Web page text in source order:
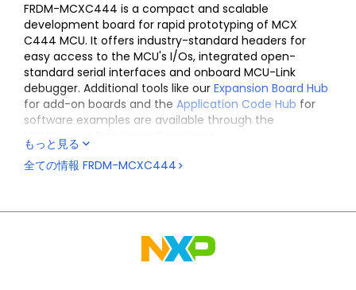
FRDM-MCXC444 is a compact and scalable
development board for rapid prototyping of MCX
C444 MCU. It offers industry-standard headers for
easy access to the MCU's I/Os, integrated open-
standard serial interfaces and onboard MCU-Link
debugger. Additional tools like our Expansion Board Hub
for add-on boards and the Application Code Hub for
software examples are available through the
MCUXpresso Developer Experience
もっと見る
全ての情報 FRDM-MCXC444